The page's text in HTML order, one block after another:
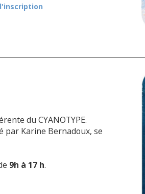
du CYANOTYPE.
par Karine Bernadoux, se
9h à 17 h.